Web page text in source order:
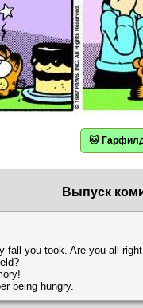
🐱
Выпуск
fall you took. Are you all
being hungry.